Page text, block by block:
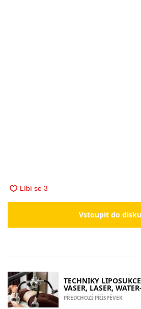
Vstoupit do
TECHNIKY
VASER, LASER,
PŘEDCHOZÍ PŘÍSPĚVEK